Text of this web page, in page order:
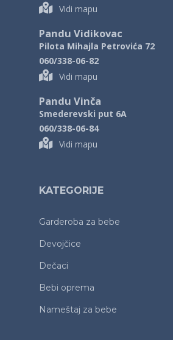
Vidi mapu
Pandu Vidikovac
Pilota Mihajla Petrovića 72
060/338-06-82
Vidi mapu
Pandu Vinča
Smederevski put 6A
060/338-06-84
Vidi mapu
KATEGORIJE
Garderoba za bebe
Devojčice
Dečaci
Bebi oprema
Nameštaj za bebe